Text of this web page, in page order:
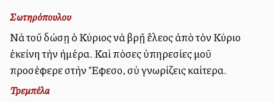
Σωτηρόπουλου
Νὰ τοῦ δώσῃ ὁ Κύριος νὰ βρῇ ἔλεος ἀπὸ τὸν Κύριο
ἐκείνη τὴν ἡμέρα. Καὶ πόσες ὑπηρεσίες μοῦ
προσέφερε στὴν Ἔφεσο, σὺ γνωρίζεις καλλίτερα.
Τρεμπέλα